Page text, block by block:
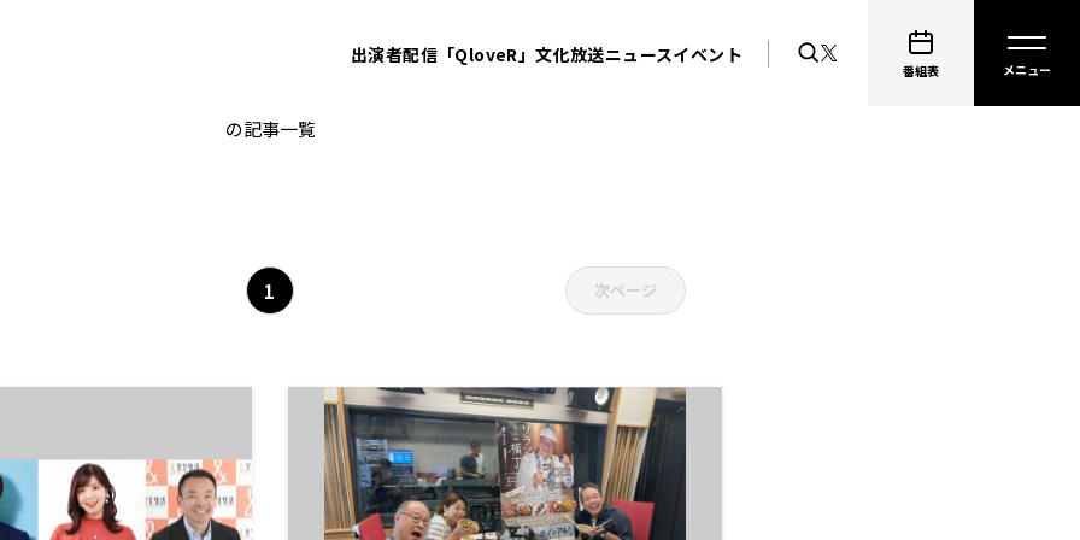
出演者配信「QloveR」文化放送ニュースイベント
番組表
の記事一覧
1 次ページ